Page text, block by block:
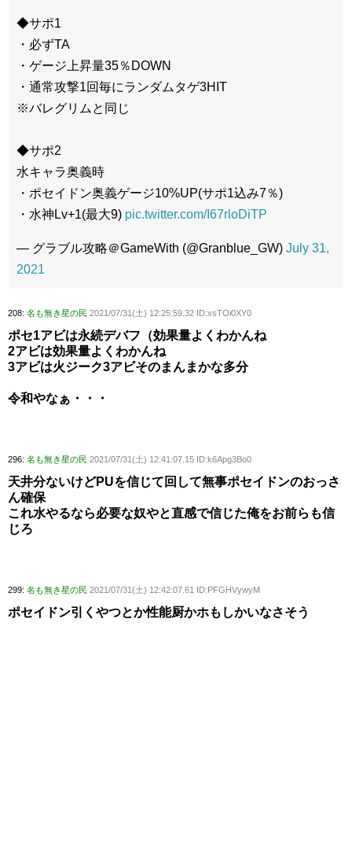
◆サポ1
・必ずTA
・ゲージ上昇量35％DOWN
・通常攻撃1回毎にランダムタゲ3HIT
※バレグリムと同じ
◆サポ2
水キャラ奥義時
・ポセイドン奥義ゲージ10%UP(サポ1込み7％)
・水神Lv+1(最大9) pic.twitter.com/I67rloDiTP
— グラブル攻略＠GameWith (@Granblue_GW) July 31,
2021
208: 名も無き星の民 2021/07/31(土) 12:25:59.32 ID:xsTOi0XY0
ポセ1アビは永続デバフ（効果量よくわかんね
2アビは効果量よくわかんね
3アビは火ジーク3アビそのまんまかな多分
令和やなぁ・・・
296: 名も無き星の民 2021/07/31(土) 12:41:07.15 ID:k6Apg3Bo0
天井分ないけどPUを信じて回して無事ポセイドンのおっさ
ん確保
これ水やるなら必要な奴やと直感で信じた俺をお前らも信
じろ
299: 名も無き星の民 2021/07/31(土) 12:42:07.61 ID:PFGHVywyM
ポセイドン引くやつとか性能厨かホもしかいなさそう